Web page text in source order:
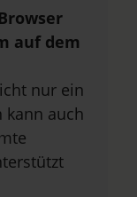
auf dem
nur ein
kann auch